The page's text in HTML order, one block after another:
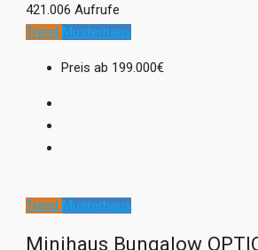
421.006 Aufrufe
Trend Musterhaus
Preis ab 199.000€
Trend Musterhaus
Minihaus Bungalow